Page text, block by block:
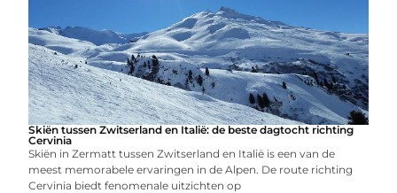
Skiën tussen Zwitserland en Italië: de beste dagtocht richting
Cervinia
Skiën in Zermatt tussen Zwitserland en Italië is een van de
meest memorabele ervaringen in de Alpen. De route richting
Cervinia biedt fenomenale uitzichten op